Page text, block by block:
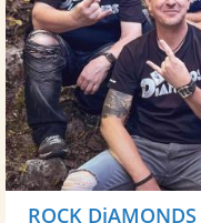
ROCK DiAMONDS